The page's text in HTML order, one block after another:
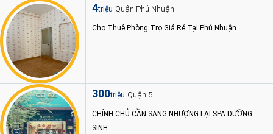
4triệu Quận Phú Nhuận
Cho Thuê Phòng Trọ Giá Rẻ Tại Phú Nhuận
300triệu Quận 5
CHÍNH CHỦ CẦN SANG NHƯỢNG LẠI SPA DƯỠNG
SINH